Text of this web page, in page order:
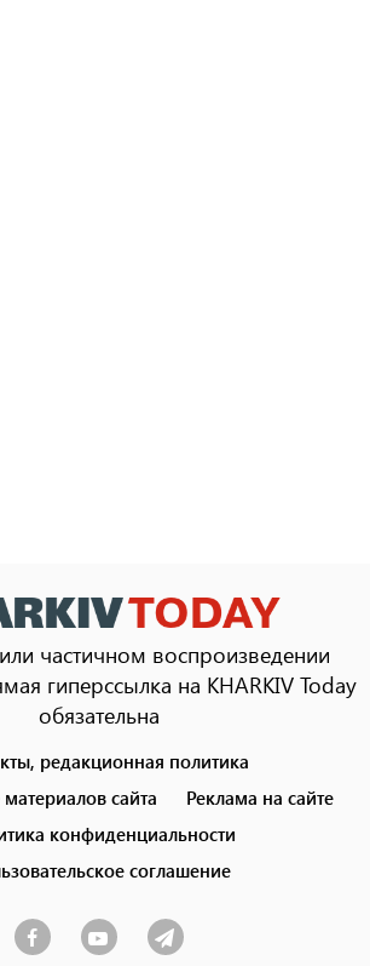
частичном воспроизведении
гиперссылка на KHARKIV Today
обязательна
редакционная политика
сайта
Реклама на сайте
конфиденциальности
соглашение